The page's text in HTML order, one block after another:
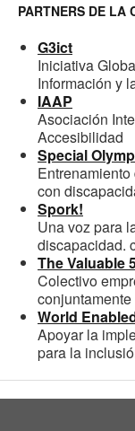
PARTNERS DE LA
G3ict
Iniciativa
Información y
IAAP
Asociación
Accesibilidad
Special
con
Spork!
Una voz para
discapacidad.
The Valuable
Colectivo
World
Apoyar la
para la